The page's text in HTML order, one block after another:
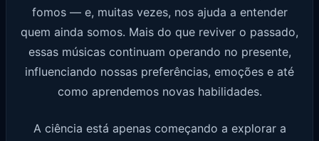
fomos — e, muitas vezes, nos ajuda a entender
quem ainda somos. Mais do que reviver o passado,
essas músicas continuam operando no presente,
influenciando nossas preferências, emoções e até
como aprendemos novas habilidades.
A ciência está apenas começando a explorar a